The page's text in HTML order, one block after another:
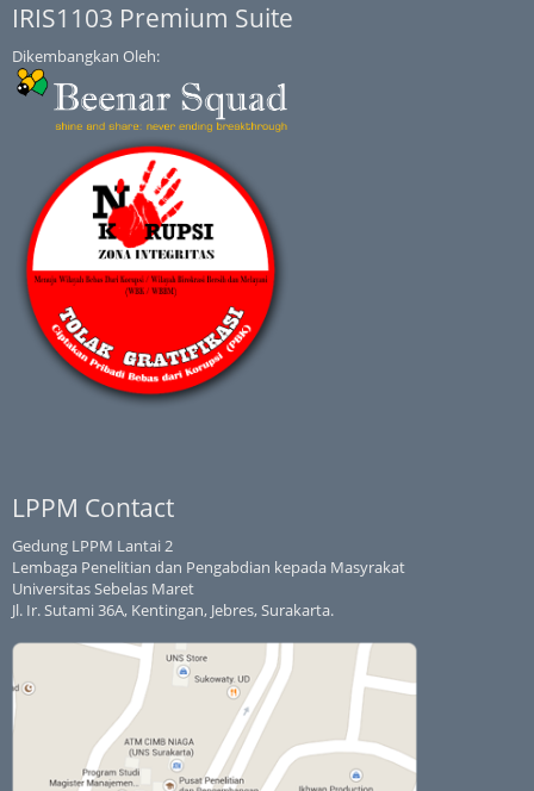
IRIS1103 Premium Suite
Dikembangkan Oleh:
LPPM Contact
Gedung LPPM Lantai 2
Lembaga Penelitian dan Pengabdian kepada Masyrakat
Universitas Sebelas Maret
Jl. Ir. Sutami 36A, Kentingan, Jebres, Surakarta.